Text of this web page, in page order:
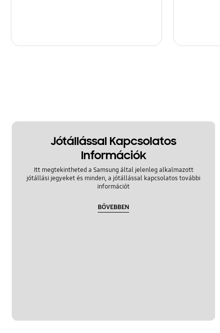
Jótállással Kapcsolatos
Információk
Itt megtekintheted a Samsung által jelenleg alkalmazott
jótállási jegyeket és minden, a jótállással kapcsolatos további
információt
BŐVEBBEN